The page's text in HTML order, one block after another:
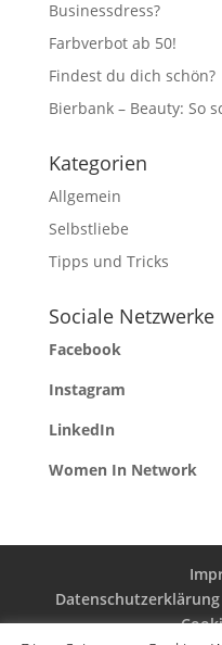
Businessdress?
Farbverbot ab 50!
Findest du dich schön?
Bierbank – Beauty: So
Kategorien
Allgemein
Selbstliebe
Tipps und Tricks
Sociale Netzwerke
Facebook
Instagram
LinkedIn
Women In Network